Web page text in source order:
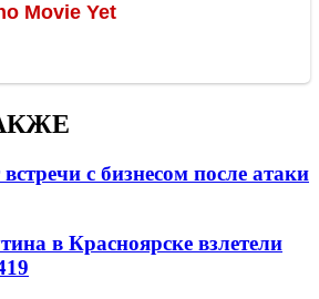
с бизнесом после атаки
в Красноярске взлетели